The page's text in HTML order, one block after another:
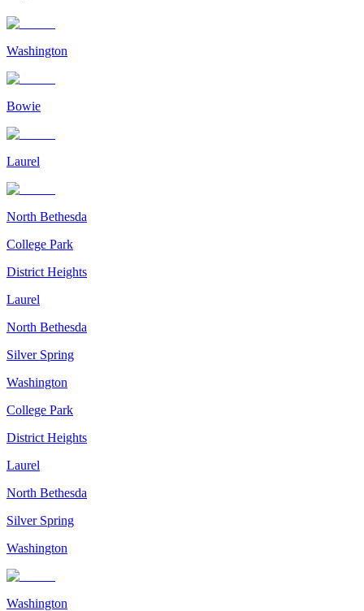
Washington
Bowie
Laurel
North Bethesda
College Park
District Heights
Laurel
North Bethesda
Silver Spring
Washington
College Park
District Heights
Laurel
North Bethesda
Silver Spring
Washington
Washington